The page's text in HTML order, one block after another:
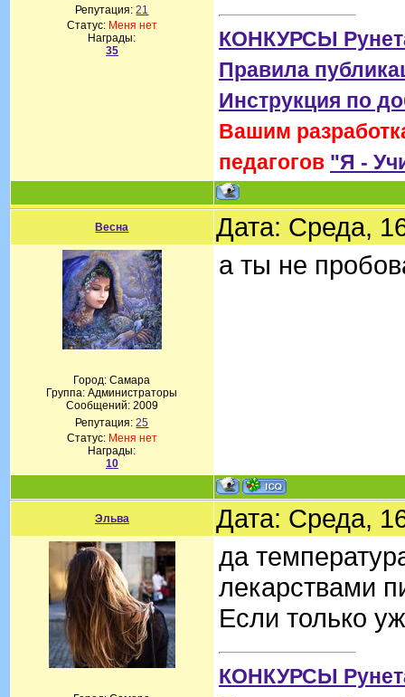
Репутация:21
Статус: Меня нет
Награды:
35
КОНКУРСЫ
Правила
Инструкция по
Вашим
педагогов "Я -
Весна Дата: Среда,
Город: Самара
Группа: Администраторы
Сообщений: 2009
Репутация:25
Статус: Меня нет
Награды:
10
а ты не
Эльва Дата: Среда,
да
лекарствами
Если только
КОНКУРСЫ